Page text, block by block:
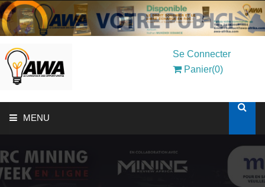
Se Connecter
Panier(0)
MENU
ACCUEIL